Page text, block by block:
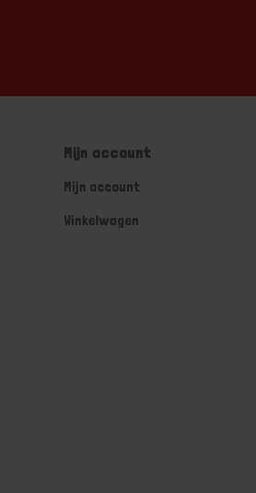
Mijn account
Mijn account
Winkelwagen